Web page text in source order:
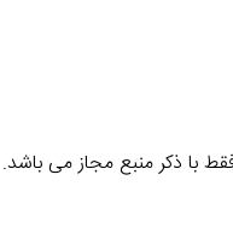
با ذکر منبع مجاز می باشد.